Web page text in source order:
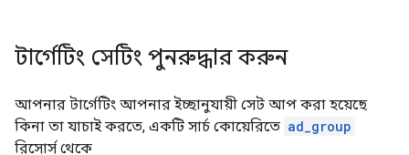
টার্গেটিং সেটিং পুনরুদ্ধার করুন
আপনার টার্গেটিং আপনার ইচ্ছানুযায়ী সেট আপ করা হয়েছে
কিনা তা যাচাই করতে, একটি সার্চ কোয়েরিতে ad_group
রিসোর্স থেকে